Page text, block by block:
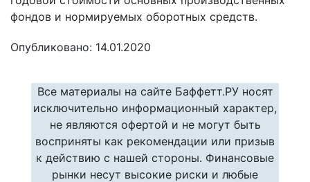
фондов и нормируемых оборотных средств.
Опубликовано: 14.01.2020
Все материалы на сайте Баффетт.РУ носят
исключительно информационный характер,
не являются офертой и не могут быть
восприняты как рекомендации или призыв
к действию с нашей стороны. Финансовые
рынки несут высокие риски и любые